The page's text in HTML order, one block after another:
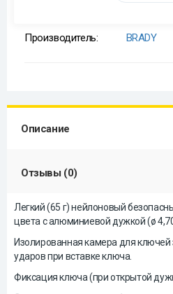
Производитель: BRADY
Описание
Отзывы (0)
Легкий (65 г) нейлоновый
цвета с алюминиевой дужкой (ø
Изолированная камера для
ударов при вставке ключа.
Фиксация ключа (при открытой